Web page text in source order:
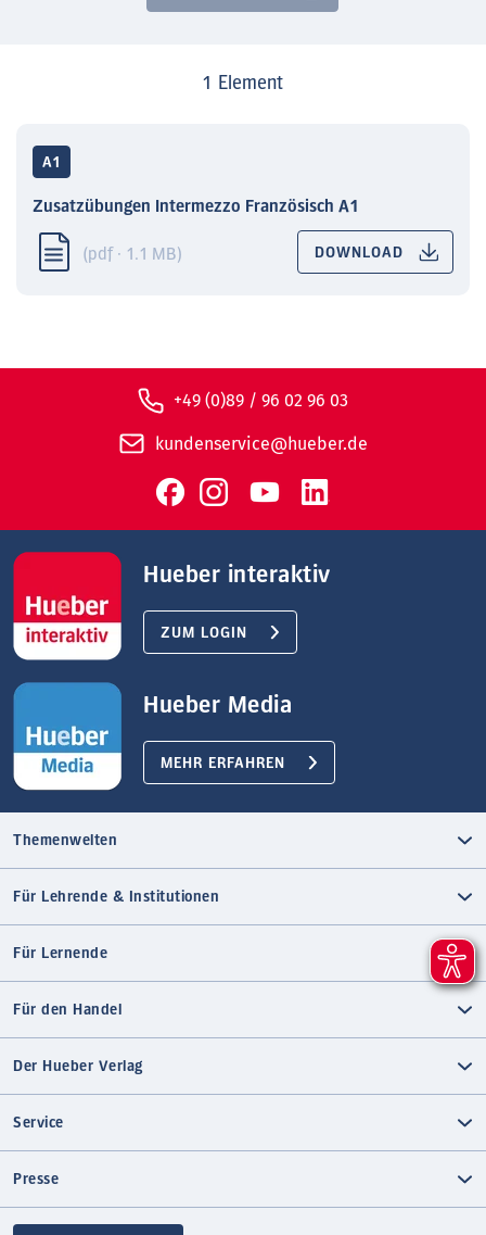
1 Element
A1
Zusatzübungen Intermezzo Französisch A1
(pdf · 1.1 MB) DOWNLOAD
+49 (0)89 / 96 02 96 03
kundenservice@hueber.de
Hueber interaktiv
ZUM LOGIN
Hueber Media
MEHR ERFAHREN
Themenwelten
Für Lehrende & Institutionen
Für Lernende
Für den Handel
Der Hueber Verlag
Service
Presse